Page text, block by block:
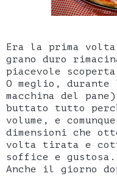
Era la prima
grano duro
piacevole
O meglio,
macchina del
buttato tutto
volume, e
dimensioni che
volta tirata e
soffice e gustosa.
Anche il giorno